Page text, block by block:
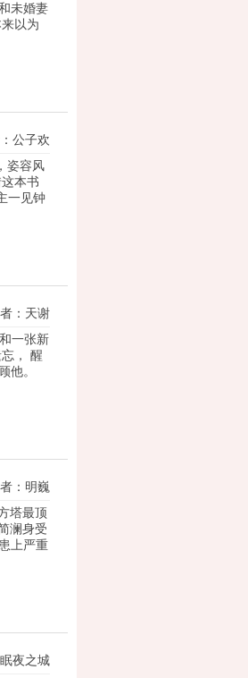
未婚妻
以为
公子欢
姿容风
本书
一见钟
：天谢
一张新
， 醒
他。
：明巍
塔最顶
澜身受
上严重
夜之城